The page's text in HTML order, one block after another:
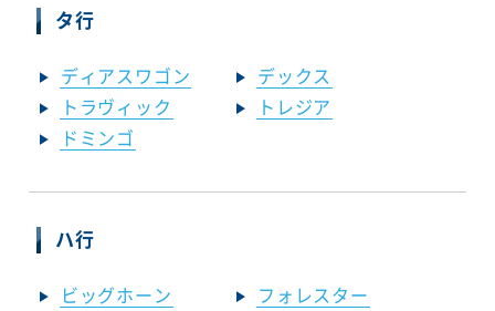
タ行
ディアスワゴン
デックス
トラヴィック
トレジア
ドミンゴ
ハ行
ビッグホーン
フォレスター